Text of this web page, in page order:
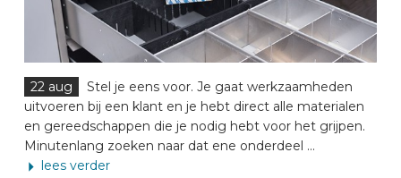
22 aug
Stel je eens voor. Je gaat werkzaamheden
uitvoeren bij een klant en je hebt direct alle materialen
en gereedschappen die je nodig hebt voor het grijpen.
Minutenlang zoeken naar dat ene onderdeel ...
lees verder